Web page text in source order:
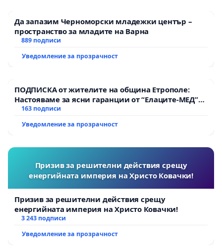
Да запазим Черноморски младежки център –
пространство за младите на Варна
889 подписи
Уведомление за прозрачност
ПОДПИСКА от жителите на община Етрополе:
Настояваме за ясни гаранции от “Елаците-МЕД”
АД и от държавата, че ще се изпълнят всички
163 подписи
Уведомление за прозрачност
Призив за решителни действия срещу
енергийната империя на Христо Ковачки!
Призив за решителни действия срещу
енергийната империя на Христо Ковачки!
3 243 подписи
Уведомление за прозрачност